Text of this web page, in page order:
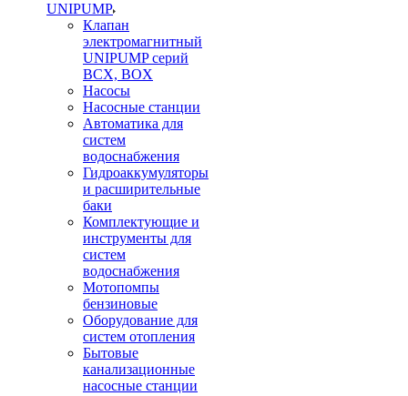
UNIPUMP
Клапан
электромагнитный
UNIPUMP серий
BCX, BOX
Насосы
Насосные станции
Автоматика для
систем
водоснабжения
Гидроаккумуляторы
и расширительные
баки
Комплектующие и
инструменты для
систем
водоснабжения
Мотопомпы
бензиновые
Оборудование для
систем отопления
Бытовые
канализационные
насосные станции